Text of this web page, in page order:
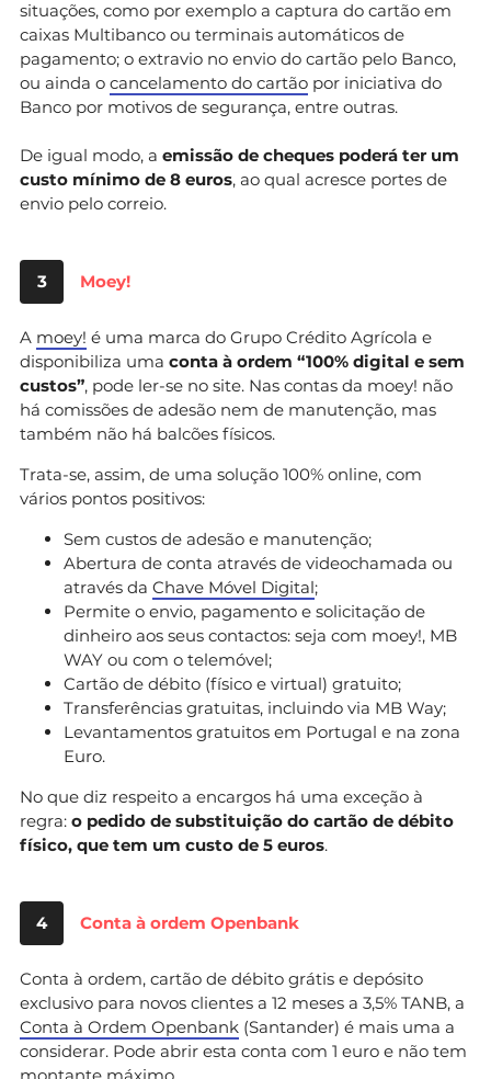
situações, como por exemplo a captura do cartão em
caixas Multibanco ou terminais automáticos de
pagamento; o extravio no envio do cartão pelo Banco,
ou ainda o cancelamento do cartão por iniciativa do
Banco por motivos de segurança, entre outras.
De igual modo, a emissão de cheques poderá ter um
custo mínimo de 8 euros, ao qual acresce portes de
envio pelo correio.
3 Moey!
A moey! é uma marca do Grupo Crédito Agrícola e
disponibiliza uma conta à ordem “100% digital e sem
custos”, pode ler-se no site. Nas contas da moey! não
há comissões de adesão nem de manutenção, mas
também não há balcões físicos.
Trata-se, assim, de uma solução 100% online, com
vários pontos positivos:
Sem custos de adesão e manutenção;
Abertura de conta através de videochamada ou
através da Chave Móvel Digital;
Permite o envio, pagamento e solicitação de
dinheiro aos seus contactos: seja com moey!, MB
WAY ou com o telemóvel;
Cartão de débito (físico e virtual) gratuito;
Transferências gratuitas, incluindo via MB Way;
Levantamentos gratuitos em Portugal e na zona
Euro.
No que diz respeito a encargos há uma exceção à
regra: o pedido de substituição do cartão de débito
físico, que tem um custo de 5 euros.
4 Conta à ordem Openbank
Conta à ordem, cartão de débito grátis e depósito
exclusivo para novos clientes a 12 meses a 3,5% TANB, a
Conta à Ordem Openbank (Santander) é mais uma a
considerar. Pode abrir esta conta com 1 euro e não tem
montante máximo.